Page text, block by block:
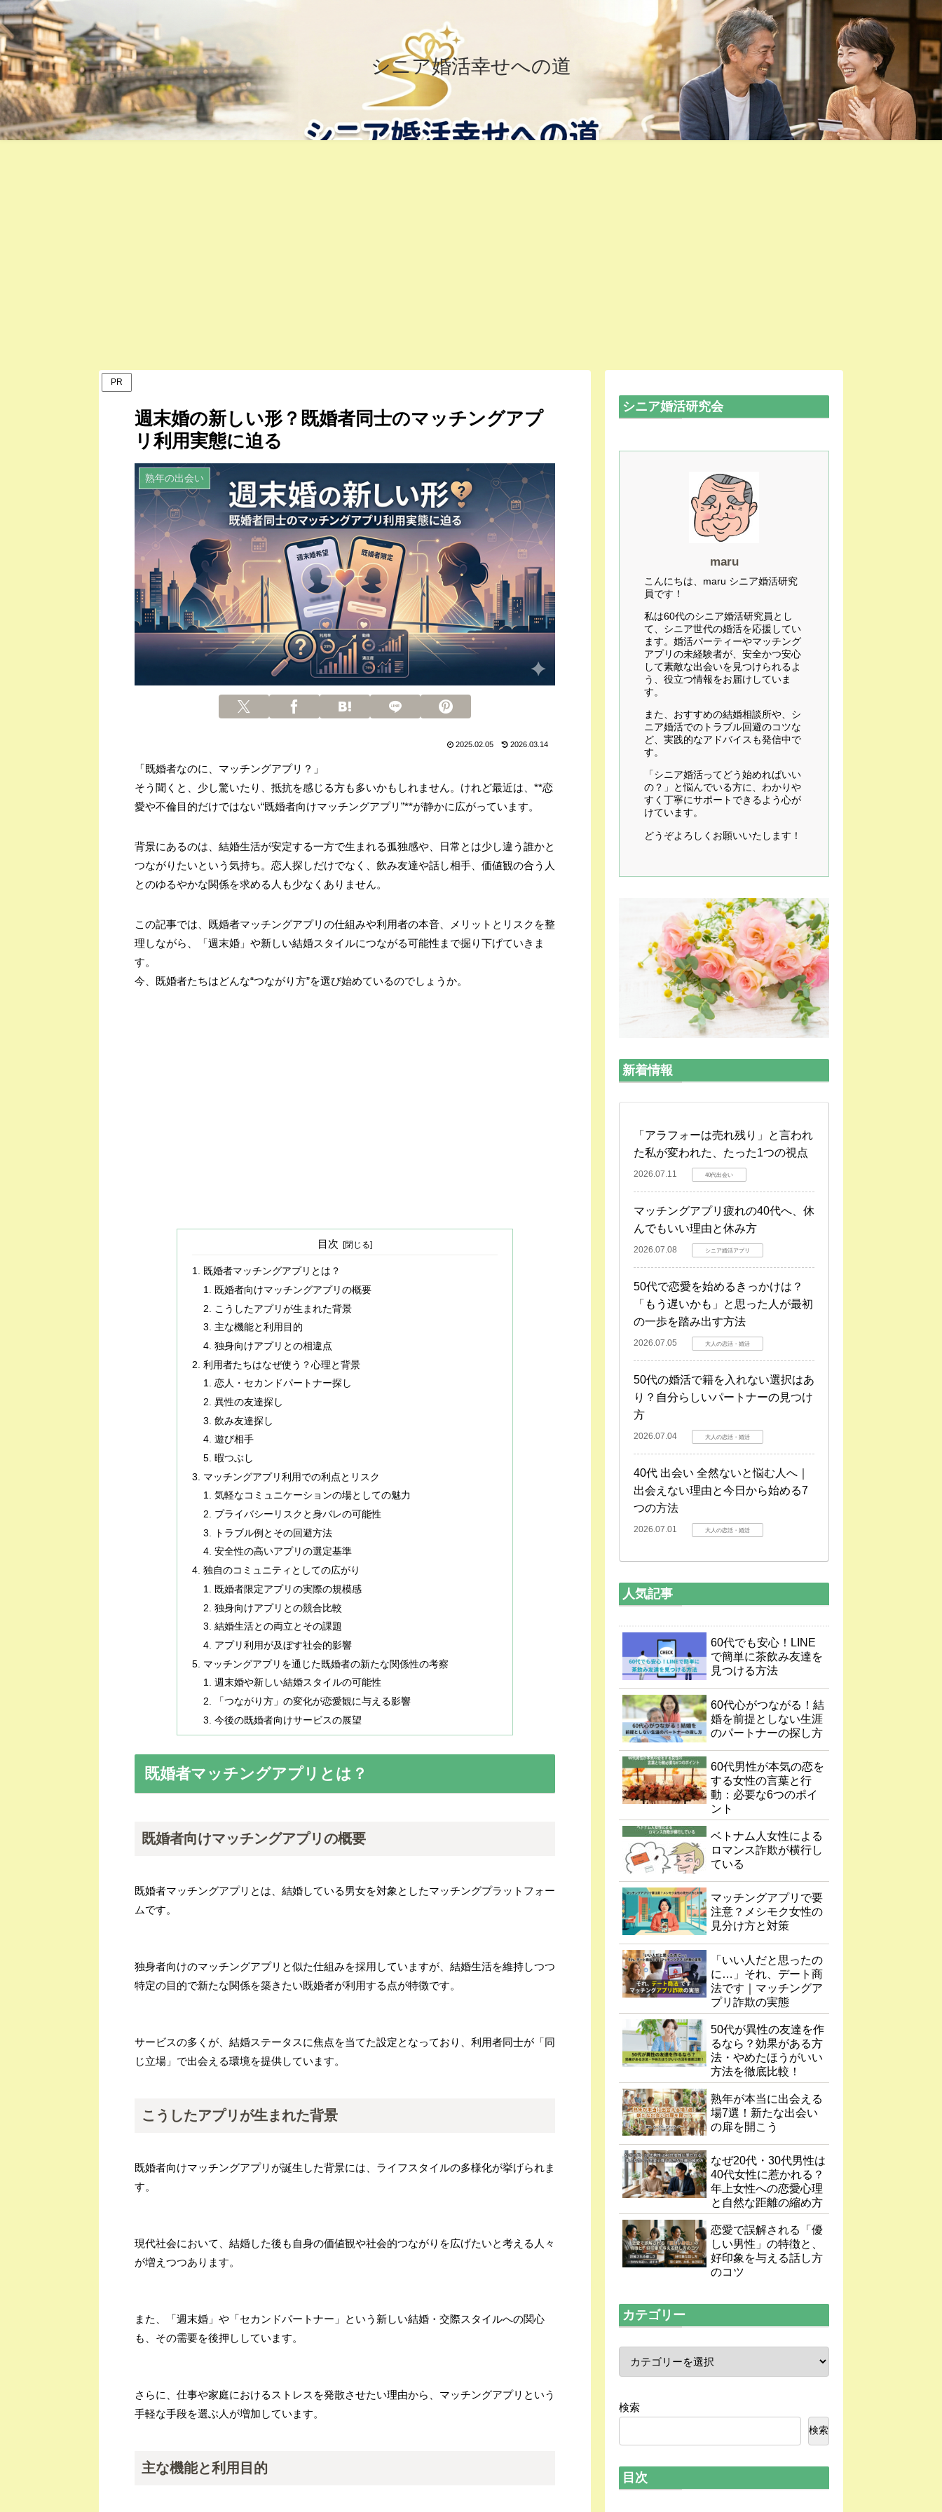
シニア婚活幸せへの道
PR
週末婚の新しい形？既婚者同士のマッチングアプ
リ利用実態に迫る
熟年の出会い
2025.02.05 2026.03.14
「既婚者なのに、マッチングアプリ？」
そう聞くと、少し驚いたり、抵抗を感じる方も多いかもしれません。けれど最近は、**恋
愛や不倫目的だけではない“既婚者向けマッチングアプリ”**が静かに広がっています。
背景にあるのは、結婚生活が安定する一方で生まれる孤独感や、日常とは少し違う誰かと
つながりたいという気持ち。恋人探しだけでなく、飲み友達や話し相手、価値観の合う人
とのゆるやかな関係を求める人も少なくありません。
この記事では、既婚者マッチングアプリの仕組みや利用者の本音、メリットとリスクを整
理しながら、「週末婚」や新しい結婚スタイルにつながる可能性まで掘り下げていきま
す。
今、既婚者たちはどんな“つながり方”を選び始めているのでしょうか。
目次
既婚者マッチングアプリとは？
既婚者向けマッチングアプリの概要
こうしたアプリが生まれた背景
主な機能と利用目的
独身向けアプリとの相違点
利用者たちはなぜ使う？心理と背景
恋人・セカンドパートナー探し
異性の友達探し
飲み友達探し
遊び相手
暇つぶし
マッチングアプリ利用での利点とリスク
気軽なコミュニケーションの場としての魅力
プライバシーリスクと身バレの可能性
トラブル例とその回避方法
安全性の高いアプリの選定基準
独自のコミュニティとしての広がり
既婚者限定アプリの実際の規模感
独身向けアプリとの競合比較
結婚生活との両立とその課題
アプリ利用が及ぼす社会的影響
マッチングアプリを通じた既婚者の新たな関係性の考察
週末婚や新しい結婚スタイルの可能性
「つながり方」の変化が恋愛観に与える影響
今後の既婚者向けサービスの展望
既婚者マッチングアプリとは？
既婚者向けマッチングアプリの概要
既婚者マッチングアプリとは、結婚している男女を対象としたマッチングプラットフォー
ムです。
独身者向けのマッチングアプリと似た仕組みを採用していますが、結婚生活を維持しつつ
特定の目的で新たな関係を築きたい既婚者が利用する点が特徴です。
サービスの多くが、結婚ステータスに焦点を当てた設定となっており、利用者同士が「同
じ立場」で出会える環境を提供しています。
こうしたアプリが生まれた背景
既婚者向けマッチングアプリが誕生した背景には、ライフスタイルの多様化が挙げられま
す。
現代社会において、結婚した後も自身の価値観や社会的つながりを広げたいと考える人々
が増えつつあります。
また、「週末婚」や「セカンドパートナー」という新しい結婚・交際スタイルへの関心
も、その需要を後押ししています。
さらに、仕事や家庭におけるストレスを発散させたい理由から、マッチングアプリという
手軽な手段を選ぶ人が増加しています。
主な機能と利用目的
シニア婚活研究会
maru
こんにちは、maru シニア婚活研究
員です！
私は60代のシニア婚活研究員とし
て、シニア世代の婚活を応援してい
ます。婚活パーティーやマッチング
アプリの未経験者が、安全かつ安心
して素敵な出会いを見つけられるよ
う、役立つ情報をお届けしていま
す。
また、おすすめの結婚相談所や、シ
ニア婚活でのトラブル回避のコツな
ど、実践的なアドバイスも発信中で
す。
「シニア婚活ってどう始めればいい
の？」と悩んでいる方に、わかりや
すく丁寧にサポートできるよう心が
けています。
どうぞよろしくお願いいたします！
新着情報
「アラフォーは売れ残り」と言われ
た私が変われた、たった1つの視点
2026.07.11 40代出会い
マッチングアプリ疲れの40代へ、休
んでもいい理由と休み方
2026.07.08 シニア婚活アプリ
50代で恋愛を始めるきっかけは？
「もう遅いかも」と思った人が最初
の一歩を踏み出す方法
2026.07.05 大人の恋活・婚活
50代の婚活で籍を入れない選択はあ
り？自分らしいパートナーの見つけ
方
2026.07.04 大人の恋活・婚活
40代 出会い 全然ないと悩む人へ｜
出会えない理由と今日から始める7
つの方法
2026.07.01 大人の恋活・婚活
人気記事
60代でも安心！LINE
で簡単に茶飲み友達を
見つける方法
60代心がつながる！結
婚を前提としない生涯
のパートナーの探し方
60代男性が本気の恋を
する女性の言葉と行
動：必要な6つのポイ
ント
ベトナム人女性による
ロマンス詐欺が横行し
ている
マッチングアプリで要
注意？メシモク女性の
見分け方と対策
「いい人だと思ったの
に…」それ、デート商
法です｜マッチングア
プリ詐欺の実態
50代が異性の友達を作
るなら？効果がある方
法・やめたほうがいい
方法を徹底比較！
熟年が本当に出会える
場7選！新たな出会い
の扉を開こう
なぜ20代・30代男性は
40代女性に惹かれる？
年上女性への恋愛心理
と自然な距離の縮め方
恋愛で誤解される「優
しい男性」の特徴と、
好印象を与える話し方
のコツ
カテゴリー
検索
検索
目次